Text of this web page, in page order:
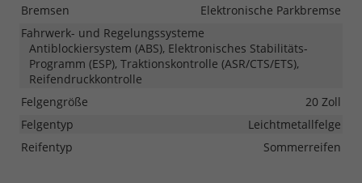
Bremsen
Elektronische Parkbremse
Fahrwerk- und Regelungssysteme
Antiblockiersystem (ABS), Elektronisches Stabilitäts-
Programm (ESP), Traktionskontrolle (ASR/CTS/ETS),
Reifendruckkontrolle
Felgengröße
20 Zoll
Felgentyp
Leichtmetallfelge
Reifentyp
Sommerreifen